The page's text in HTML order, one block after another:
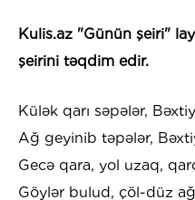
Kulis.az "Günün şeiri"
şeirini təqdim edir.
Külək qarı səpələr,
Ağ geyinib təpələr,
Gecə qara, yol uzaq,
Göylər bulud, çöl-düz